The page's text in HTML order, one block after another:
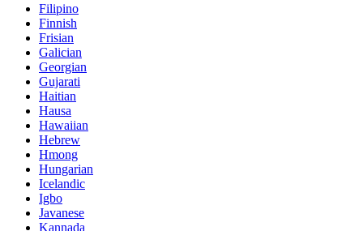
Filipino
Finnish
Frisian
Galician
Georgian
Gujarati
Haitian
Hausa
Hawaiian
Hebrew
Hmong
Hungarian
Icelandic
Igbo
Javanese
Kannada